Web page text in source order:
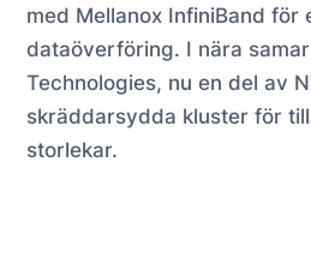
med Mellanox InfiniBand för
dataöverföring. I nära
Technologies, nu en del av
skräddarsydda kluster för
storlekar.